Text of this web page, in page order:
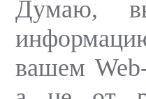
Думаю,
вашем